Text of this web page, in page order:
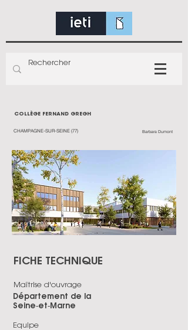
COLLÈGE FERNAND GREGH
CHAMPAGNE-SUR-SEINE (77) Barbara Dumont
FICHE TECHNIQUE
Maîtrise d'ouvrage
Département de la
Seine‑et‑Marne
Equipe